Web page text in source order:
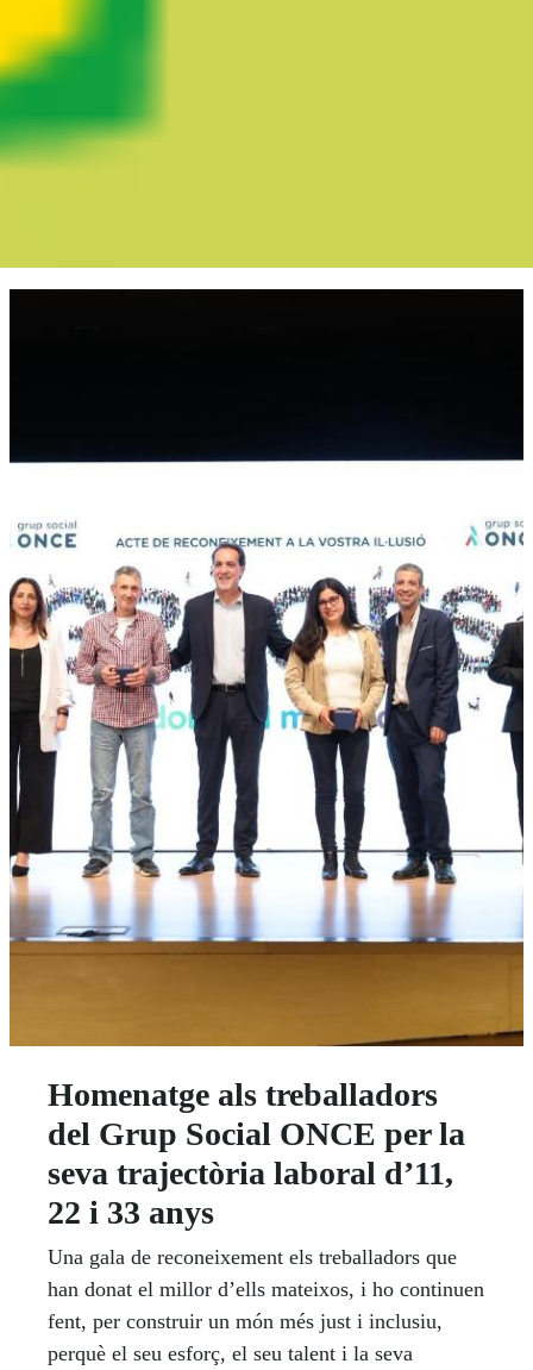
Homenatge als treballadors
del Grup Social ONCE per la
seva trajectòria laboral d’11,
22 i 33 anys
Una gala de reconeixement els treballadors que
han donat el millor d’ells mateixos, i ho continuen
fent, per construir un món més just i inclusiu,
perquè el seu esforç, el seu talent i la seva